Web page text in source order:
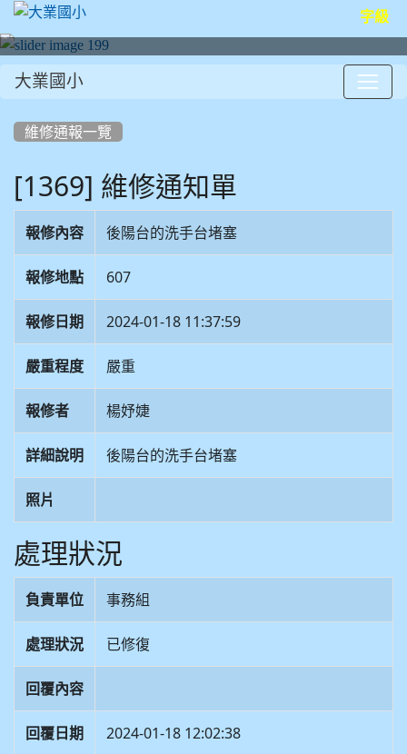
字級
大業國小
維修通報一覽
[1369] 維修通知單
報修內容 後陽台的洗手台堵塞
報修地點 607
報修日期 2024-01-18 11:37:59
嚴重程度 嚴重
報修者 楊妤婕
詳細說明 後陽台的洗手台堵塞
照片
處理狀況
負責單位 事務組
處理狀況 已修復
回覆內容
回覆日期 2024-01-18 12:02:38